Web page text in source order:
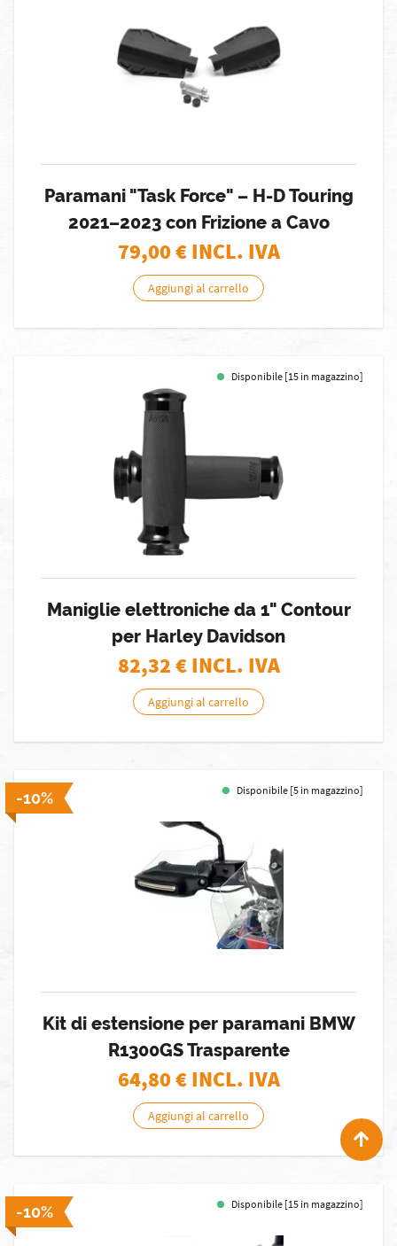
Paramani "Task Force" – H-D Touring
2021–2023 con Frizione a Cavo
79,00€ INCL. IVA
Aggiungi al carrello
Disponibile [15 in magazzino]
Maniglie elettroniche da 1" Contour
per Harley Davidson
82,32€ INCL. IVA
Aggiungi al carrello
-10% Disponibile [5 in magazzino]
Kit di estensione per paramani BMW
R1300GS Trasparente
64,80€ INCL. IVA
Aggiungi al carrello
-10% Disponibile [15 in magazzino]